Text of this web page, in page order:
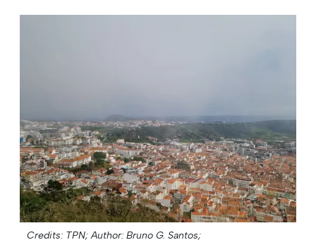
Credits: TPN; Author: Bruno G. Santos;